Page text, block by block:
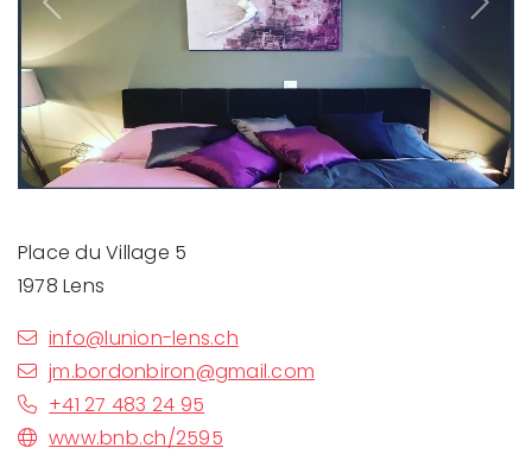
Previous Next
Place du Village 5
1978 Lens
info@lunion-lens.ch
jm.bordonbiron@gmail.com
+41 27 483 24 95
www.bnb.ch/2595